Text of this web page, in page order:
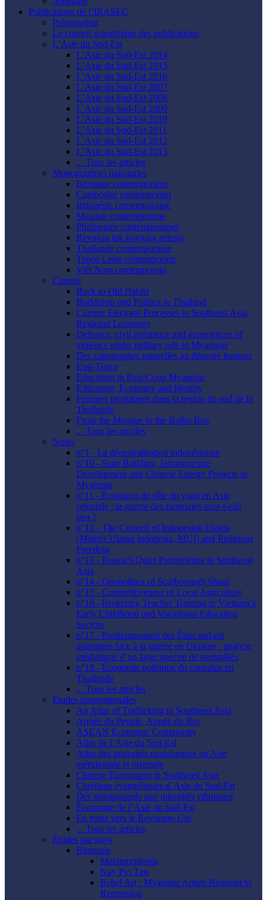
Publications de l’IRASEC
Présentation
Le conseil scientifique des publications
L’Asie du Sud-Est
L’Asie du Sud-Est 2014
L’Asie du Sud-Est 2015
L’Asie du Sud-Est 2016
L’Asie du Sud-Est 2007
L’Asie du Sud-Est 2008
L’Asie du Sud-Est 2009
L’Asie du Sud-Est 2010
L’Asie du Sud-Est 2011
L’Asie du Sud-Est 2012
L’Asie du Sud-Est 2013
... Tous les articles
Monographies nationales
Birmanie contemporaine
Cambodge contemporain
Indonésie contemporaine
Malaisie contemporaine
Philippines contemporaines
Revolusi tak kunjung selesai
Thaïlande contemporaine
Timor-Leste contemporain
Viêt Nam contemporain
Carnets
Back to Old Habits
Buddhism and Politics in Thailand
Current Electoral Processes in Southeast Asia.
Regional Learnings
Defiance, civil resistance and experiences of
violence under military rule in Myanmar
Des catastrophes naturelles au désastre humain
East-Timor
Education in Post-Coup Myanmar
Education, Economy and Identity
Femmes prostituées dans la region du sud de la
Thaïlande
From the Mosque to the Ballot Box
... Tous les articles
Notes
n°1 - La décentralisation indonésienne
n°10 - State Building, Infrastructure
Development and Chinese Energy Projects in
Myanmar
n°11 - Évolution du rôle du yuan en Asie
orientale : la guerre des monnaies aura-t-elle
lieu ?
n°12 - The Council of Indonesian Ulama
(Majelis Ulama Indonesia, MUI) and Religious
Freedom
n°13 - Russia’s Quiet Partnerships in Southeast
Asia
n°14 - Geopolitics of Scarborough Shoal
n°15 - Competitiveness of Local Agriculture
n°16 - Brokering Teacher Training in Vietnam’s
Early Childhood and Vocational Education
Sectors
n°17 - Positionnement des États sud-est
asiatiques face à la guerre en Ukraine : analyse
médiatique d’un large spectre de neutralités
n°18 - Économie politique du cannabis en
Thaïlande
... Tous les articles
Études transnationales
An Atlas of Trafficking in Southeast Asia
Armée du Peuple, Armée du Roi
ASEAN Economic Community
Atlas de l’Asie du Sud-Est
Atlas des minorités musulmanes en Asie
méridionale et orientale
Chinese Encounters in Southeast Asia
Chrétiens évangéliques d’Asie du Sud-Est
Des montagnards aux minorités ethniques
Économie de l’Asie du Sud-Est
En route vers le Royaume-Uni
... Tous les articles
Études par pays
Birmanie
Metamorphosis
Nay Pyi Taw
Rebel Art : Myanmar Artists Respond to
Repression